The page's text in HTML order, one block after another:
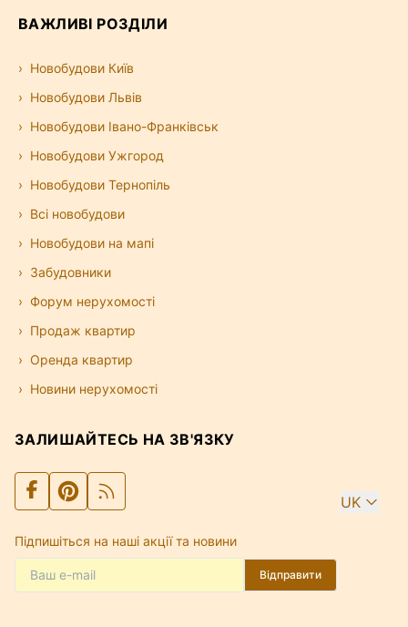
ВАЖЛИВІ РОЗДІЛИ
Новобудови Київ
Новобудови Львів
Новобудови Івано-Франківськ
Новобудови Ужгород
Новобудови Тернопіль
Всі новобудови
Новобудови на мапі
Забудовники
Форум нерухомості
Продаж квартир
Оренда квартир
Новини нерухомості
ЗАЛИШАЙТЕСЬ НА ЗВ'ЯЗКУ
UK
Підпишіться на наші акції та новини
Відправити